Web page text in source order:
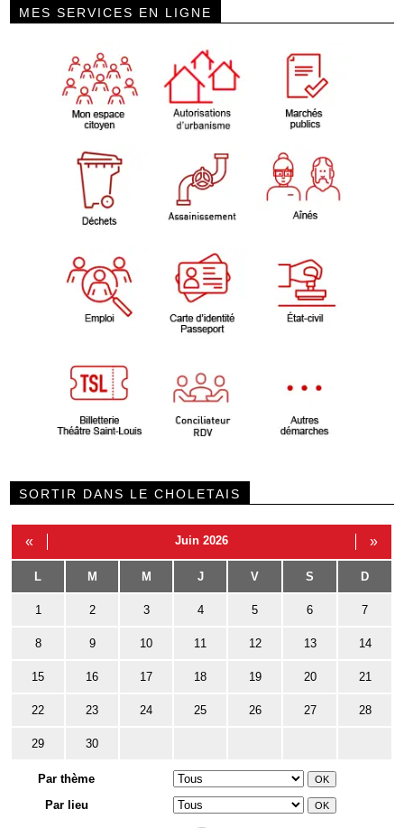
MES SERVICES EN LIGNE
SORTIR DANS LE CHOLETAIS
« Juin 2026 »
L M M J V S D
1 2 3 4 5 6 7
8 9 10 11 12 13 14
15 16 17 18 19 20 21
22 23 24 25 26 27 28
29 30
Par thème
Par lieu